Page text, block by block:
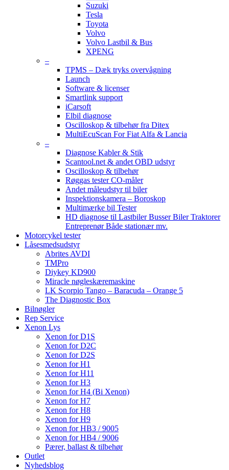
Suzuki
Tesla
Toyota
Volvo
Volvo Lastbil & Bus
XPENG
–
TPMS – Dæk tryks overvågning
Launch
Software & licenser
Smartlink support
iCarsoft
Elbil diagnose
Oscilloskop & tilbehør fra Ditex
MultiEcuScan For Fiat Alfa & Lancia
–
Diagnose Kabler & Stik
Scantool.net & andet OBD udstyr
Oscilloskop & tilbehør
Røggas tester CO-måler
Andet måleudstyr til biler
Inspektionskamera – Boroskop
Multimærke bil Tester
HD diagnose til Lastbiler Busser Biler Traktorer
Entreprenør Både stationær mv.
Motorcykel tester
Låsesmedsudstyr
Abrites AVDI
TMPro
Diykey KD900
Miracle nøgleskæremaskine
LK Scorpio Tango – Baracuda – Orange 5
The Diagnostic Box
Bilnøgler
Rep Service
Xenon Lys
Xenon for D1S
Xenon for D2C
Xenon for D2S
Xenon for H1
Xenon for H11
Xenon for H3
Xenon for H4 (Bi Xenon)
Xenon for H7
Xenon for H8
Xenon for H9
Xenon for HB3 / 9005
Xenon for HB4 / 9006
Pærer, ballast & tilbehør
Outlet
Nyhedsblog